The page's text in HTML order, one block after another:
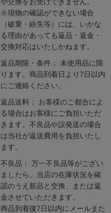
※現物の確認ができない場合
（破棄・紛失等）には、いかな
る理由があっても返品・返金・
交換対応はいたしかねます。
返品期限・条件： 未使用品に限
ります。商品到着日より7日以内
にご連絡ください。
返品送料： お客様のご都合によ
る場合はお客様にご負担いただ
きます。不良品や誤発送の場合
は当社が返送費用を負担いたし
ます。
不良品： 万一不良品等がござい
ましたら、当店の在庫状況を確
認のうえ新品と交換、または返
金させていただきます。
商品到着後7日以内にメールまた